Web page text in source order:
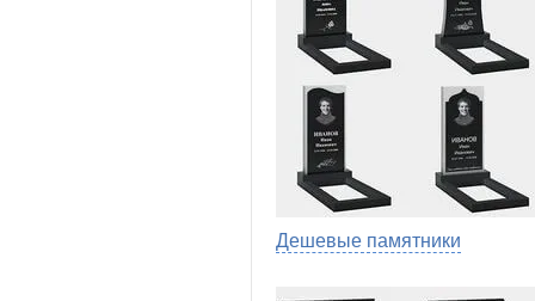
Дешевые памятники